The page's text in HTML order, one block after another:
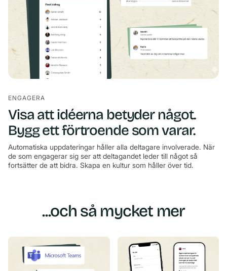
ENGAGERA
Visa att idéerna betyder något.
Bygg ett förtroende som varar.
Automatiska uppdateringar håller alla deltagare involverade. När
de som engagerar sig ser att deltagandet leder till något så
fortsätter de att bidra. Skapa en kultur som håller över tid.
...och så mycket mer